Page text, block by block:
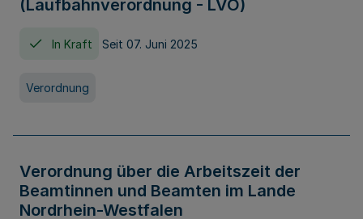
(Laufbahnverordnung - LVO)
In Kraft Seit 07. Juni 2025
Verordnung
Verordnung über die Arbeitszeit der
Beamtinnen und Beamten im Lande
Nordrhein-Westfalen